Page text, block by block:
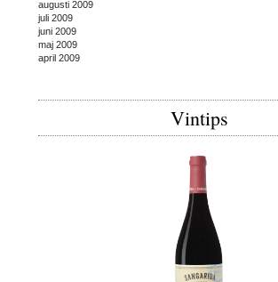
augusti 2009
juli 2009
juni 2009
maj 2009
april 2009
Vintips